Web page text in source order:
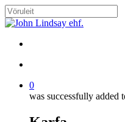
Skip
to
content
Close
0
was successfully added